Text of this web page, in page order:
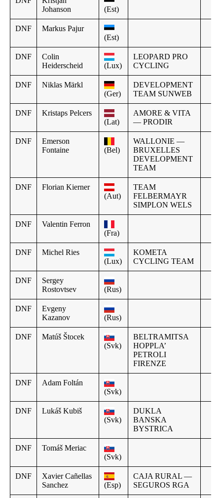
Johanson
(Est)
DNF
Markus Pajur
(Est)
DNF
Colin
Heiderscheid
(Lux)
LEOPARD PRO
CYCLING
DNF
Niklas Märkl
(Ger)
DEVELOPMENT
TEAM SUNWEB
DNF
Kristaps Pelcers
(Lat)
AMORE & VITA
— PRODIR
DNF
Emerson
Fontaine
(Bel)
WALLONIE —
BRUXELLES
DEVELOPMENT
TEAM
DNF
Florian Kierner
(Aut)
TEAM
FELBERMAYR
SIMPLON WELS
DNF
Valentin Ferron
(Fra)
DNF
Michel Ries
(Lux)
KOMETA
CYCLING TEAM
DNF
Sergey
Rostovtsev
(Rus)
DNF
Evgeny
Kazanov
(Rus)
DNF
Matúš Štocek
(Svk)
BELTRAMITSA
HOPPLA’
PETROLI
FIRENZE
DNF
Adam Foltán
(Svk)
DNF
Lukáš Kubiš
(Svk)
DUKLA
BANSKA
BYSTRICA
DNF
Tomáš Meriac
(Svk)
DNF
Xavier Cañellas
Sanchez
(Esp)
CAJA RURAL —
SEGUROS RGA